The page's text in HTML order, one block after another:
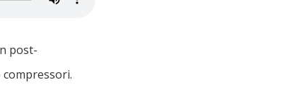
post-